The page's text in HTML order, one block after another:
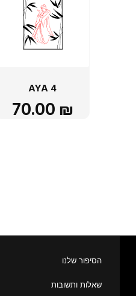
AYA 4
70.00 ₪
הסיפור שלנו
שאלות ותשובות